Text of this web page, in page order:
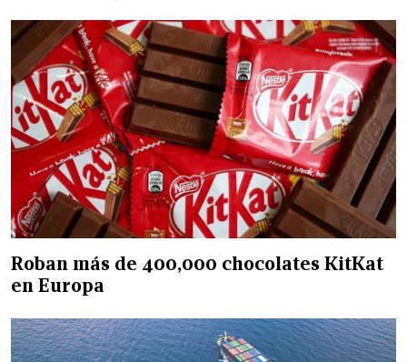
Roban más de 400,000 chocolates KitKat
en Europa